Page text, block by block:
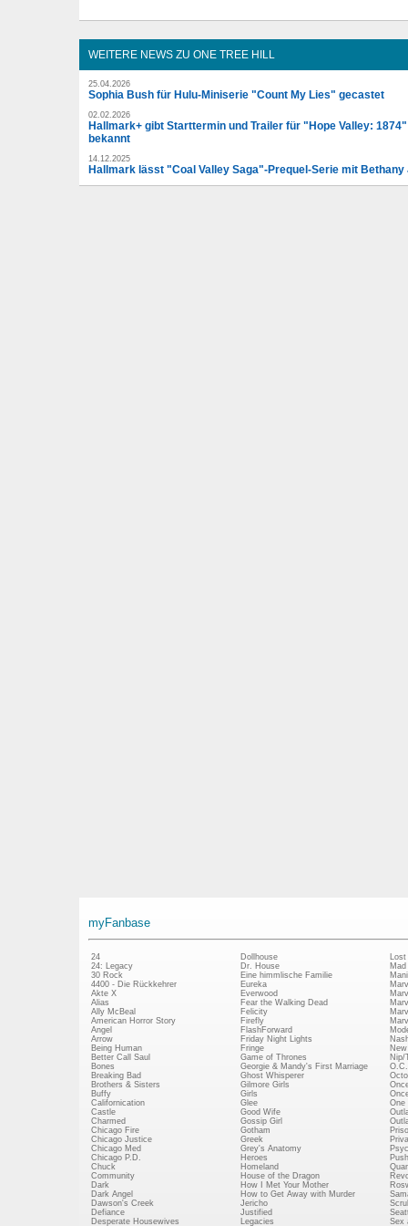
WEITERE NEWS ZU ONE TREE HILL
25.04.2026
Sophia Bush für Hulu-Miniserie "Count My Lies" gecastet
02.02.2026
Hallmark+ gibt Starttermin und Trailer für "Hope Valley:
bekannt
14.12.2025
Hallmark lässt "Coal Valley Saga"-Prequel-Serie mit
myFanbase
24
24: Legacy
30 Rock
4400 - Die Rückkehrer
Akte X
Alias
Ally McBeal
American Horror Story
Angel
Arrow
Being Human
Better Call Saul
Bones
Breaking Bad
Brothers & Sisters
Buffy
Californication
Castle
Charmed
Chicago Fire
Chicago Justice
Chicago Med
Chicago P.D.
Chuck
Community
Dark
Dark Angel
Dawson's Creek
Defiance
Desperate Housewives
Dollhouse
Dr. House
Eine himmlische Familie
Eureka
Everwood
Fear the Walking Dead
Felicity
Firefly
FlashForward
Friday Night Lights
Fringe
Game of Thrones
Georgie & Mandy's First Marriage
Ghost Whisperer
Gilmore Girls
Girls
Glee
Good Wife
Gossip Girl
Gotham
Greek
Grey's Anatomy
Heroes
Homeland
House of the Dragon
How I Met Your Mother
How to Get Away with Murder
Jericho
Justified
Legacies
Lost
New
Nip/
One
Sex